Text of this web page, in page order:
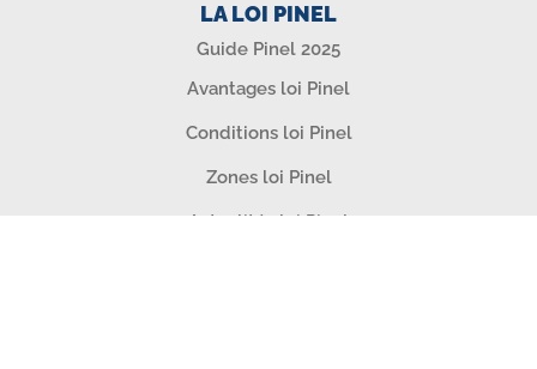
LA LOI PINEL
Guide Pinel 2025
Avantages loi Pinel
Conditions loi Pinel
Zones loi Pinel
Actualités loi Pinel